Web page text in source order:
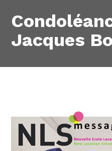
Jacques